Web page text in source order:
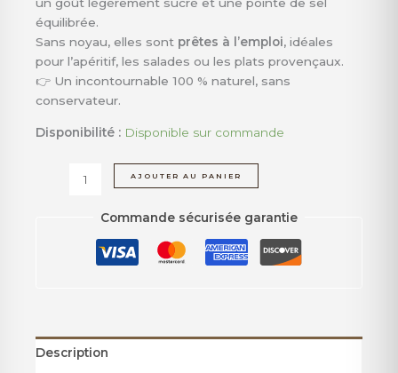
un goût légèrement sucré et une pointe de sel
équilibrée.
Sans noyau, elles sont prêtes à l’emploi, idéales
pour l’apéritif, les salades ou les plats provençaux.
👉 Un incontournable 100 % naturel, sans
conservateur.
Disponibilité : Disponible sur commande
AJOUTER AU PANIER
Commande sécurisée garantie
Description